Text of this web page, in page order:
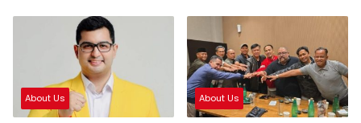
Kebudayaan Nusantara
Keadilan
About Us About Us